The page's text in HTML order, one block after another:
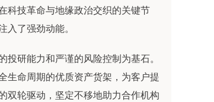
科技革命与地缘政治交织的关键节
了强劲动能。
研能力和严谨的风险控制为基石。
生命周期的优质资产货架，为客户提
双轮驱动，坚定不移地助力合作机构